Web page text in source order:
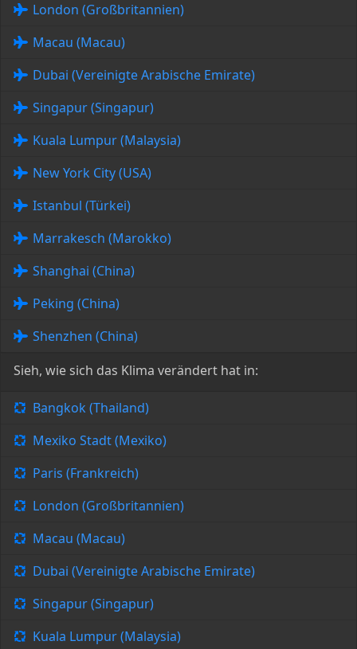
London (Großbritannien)
Macau (Macau)
Dubai (Vereinigte Arabische Emirate)
Singapur (Singapur)
Kuala Lumpur (Malaysia)
New York City (USA)
Istanbul (Türkei)
Marrakesch (Marokko)
Shanghai (China)
Peking (China)
Shenzhen (China)
Sieh, wie sich das Klima verändert hat in:
Bangkok (Thailand)
Mexiko Stadt (Mexiko)
Paris (Frankreich)
London (Großbritannien)
Macau (Macau)
Dubai (Vereinigte Arabische Emirate)
Singapur (Singapur)
Kuala Lumpur (Malaysia)